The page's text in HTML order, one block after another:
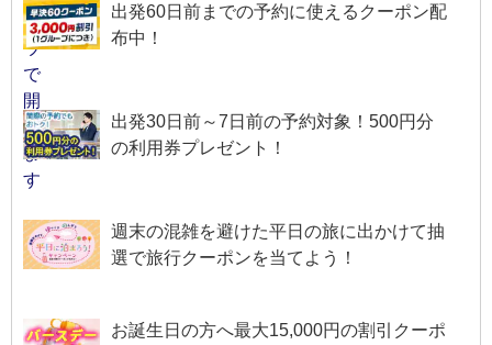
出発60日前までの予約に使えるクーポン配
布中！
出発30日前～7日前の予約対象！500円分
の利用券プレゼント！
週末の混雑を避けた平日の旅に出かけて抽
選で旅行クーポンを当てよう！
お誕生日の方へ最大15,000円の割引クーポ